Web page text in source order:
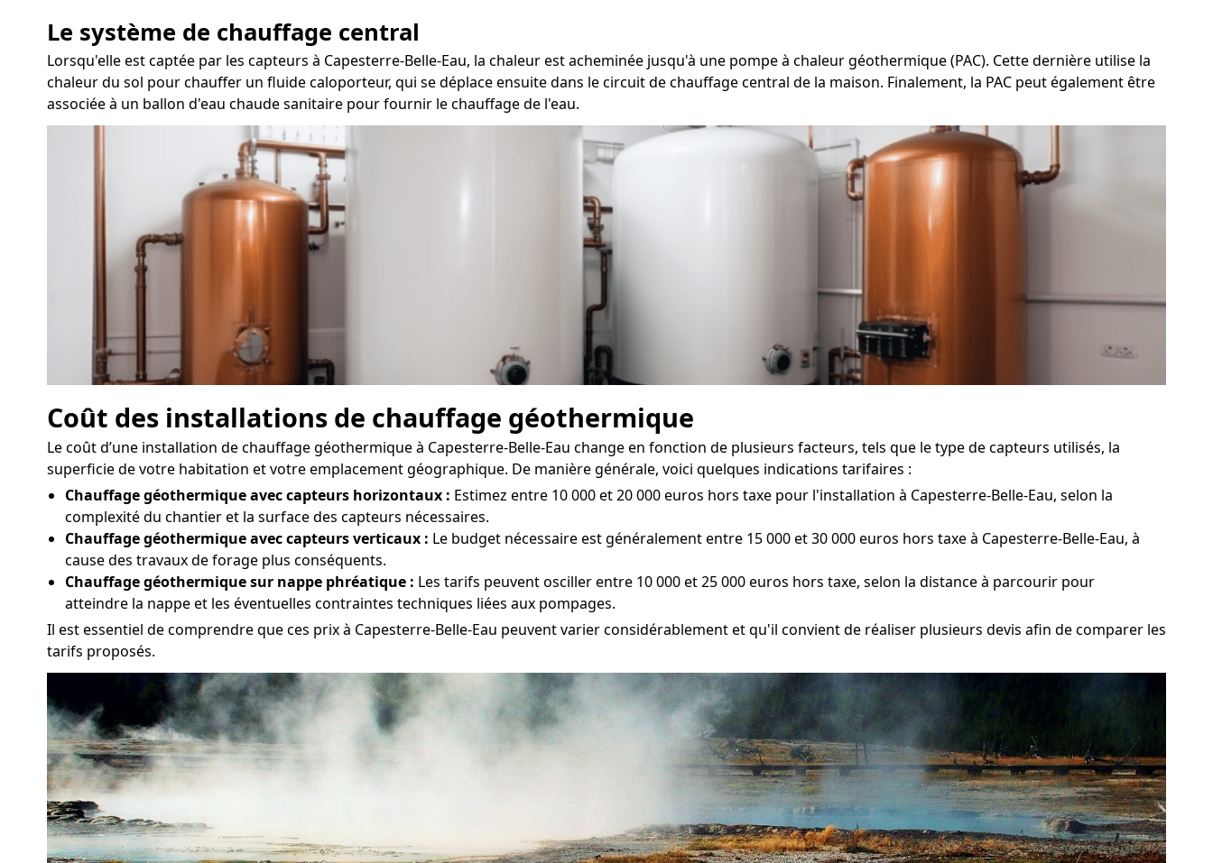
Le système de chauffage central
Lorsqu'elle est captée par les capteurs à Capesterre-Belle-Eau, la chaleur est acheminée jusqu'à une pompe à chaleur géothermique (PAC). Cette dernière utilise la
chaleur du sol pour chauffer un fluide caloporteur, qui se déplace ensuite dans le circuit de chauffage central de la maison. Finalement, la PAC peut également être
associée à un ballon d'eau chaude sanitaire pour fournir le chauffage de l'eau.
Coût des installations de chauffage géothermique
Le coût d’une installation de chauffage géothermique à Capesterre-Belle-Eau change en fonction de plusieurs facteurs, tels que le type de capteurs utilisés, la
superficie de votre habitation et votre emplacement géographique. De manière générale, voici quelques indications tarifaires :
Chauffage géothermique avec capteurs horizontaux : Estimez entre 10 000 et 20 000 euros hors taxe pour l'installation à Capesterre-Belle-Eau, selon la
complexité du chantier et la surface des capteurs nécessaires.
Chauffage géothermique avec capteurs verticaux : Le budget nécessaire est généralement entre 15 000 et 30 000 euros hors taxe à Capesterre-Belle-Eau, à
cause des travaux de forage plus conséquents.
Chauffage géothermique sur nappe phréatique : Les tarifs peuvent osciller entre 10 000 et 25 000 euros hors taxe, selon la distance à parcourir pour
atteindre la nappe et les éventuelles contraintes techniques liées aux pompages.
Il est essentiel de comprendre que ces prix à Capesterre-Belle-Eau peuvent varier considérablement et qu'il convient de réaliser plusieurs devis afin de comparer les
tarifs proposés.